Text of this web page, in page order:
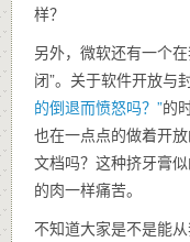
样？
另外，微软还有一个
闭”。关于软件开放与
的倒退而愤怒吗？”的
也在一点点的做着开
文档吗？这种挤牙膏
的肉一样痛苦。
不知道大家是不是能